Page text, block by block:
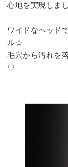
心地を実現しまし
ワイドなヘッド
ル☆
毛穴から汚れを
♡